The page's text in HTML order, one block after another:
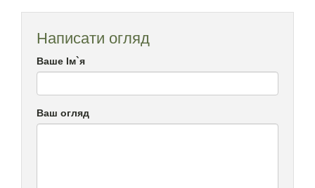
Написати огляд
Ваше Ім`я
Ваш огляд